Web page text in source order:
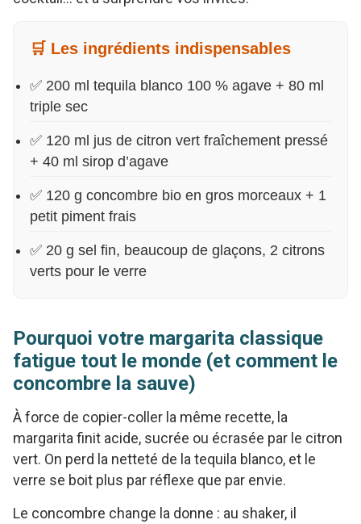
🛒 Les ingrédients indispensables
✅ 200 ml tequila blanco 100 % agave + 80 ml
triple sec
✅ 120 ml jus de citron vert fraîchement pressé
+ 40 ml sirop d’agave
✅ 120 g concombre bio en gros morceaux + 1
petit piment frais
✅ 20 g sel fin, beaucoup de glaçons, 2 citrons
verts pour le verre
Pourquoi votre margarita classique
fatigue tout le monde (et comment le
concombre la sauve)
À force de copier-coller la même recette, la
margarita finit acide, sucrée ou écrasée par le citron
vert. On perd la netteté de la tequila blanco, et le
verre se boit plus par réflexe que par envie.
Le concombre change la donne : au shaker, il